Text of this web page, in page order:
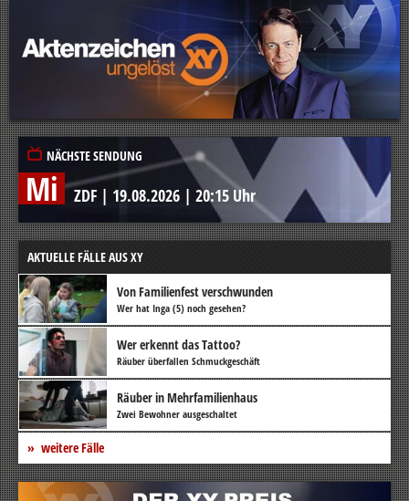
NÄCHSTE SENDUNG
Mi ZDF | 19.08.2026 | 20:15 Uhr
AKTUELLE FÄLLE AUS XY
Von Familienfest verschwunden
Wer hat Inga (5) noch gesehen?
Wer erkennt das Tattoo?
Räuber überfallen Schmuckgeschäft
Räuber in Mehrfamilienhaus
Zwei Bewohner ausgeschaltet
weitere Fälle